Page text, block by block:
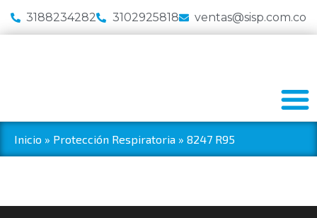
3188234282 3102925818 ventas@sisp.com.co
Inicio » Protección Respiratoria » 8247 R95